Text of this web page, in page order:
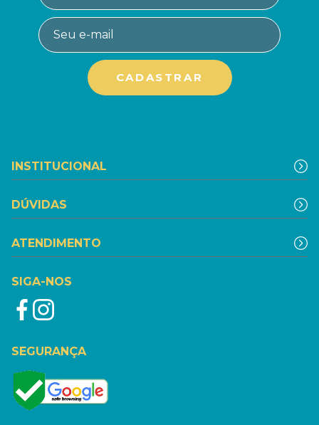
INSTITUCIONAL
DÚVIDAS
ATENDIMENTO
SIGA-NOS
SEGURANÇA